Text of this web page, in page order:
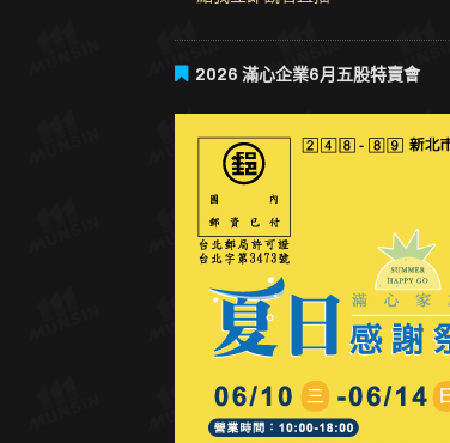
2026 滿心企業6月五股特賣會